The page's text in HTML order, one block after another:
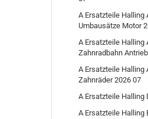
A Ersatzteile Halling
Umbausätze Motor
A Ersatzteile Halling
Zahnradbahn
A Ersatzteile Halling
Zahnräder 2026 07
A Ersatzteile Halling
A Ersatzteile Halling